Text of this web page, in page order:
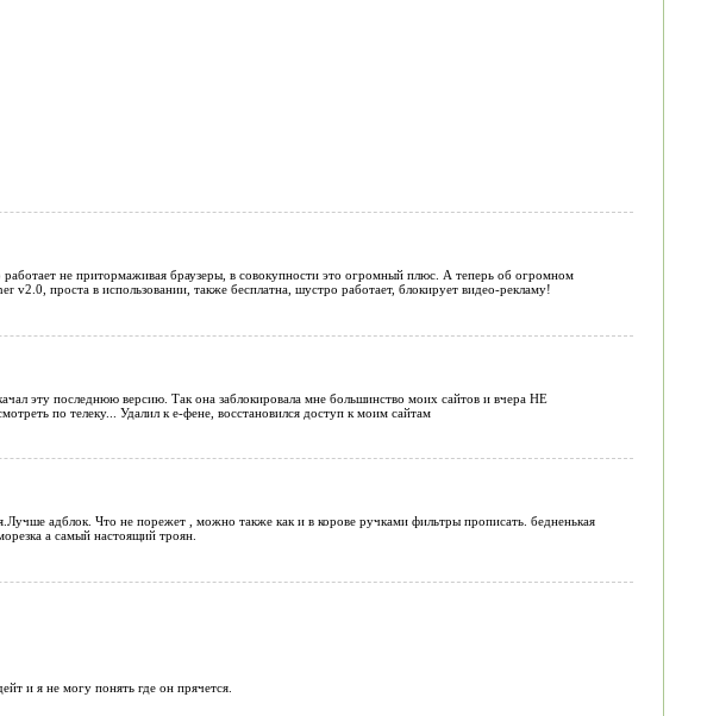
не притормаживая браузеры, в совокупности это огромный плюс. А теперь об огромном
проста в использовании, также бесплатна, шустро работает, блокирует видео-рекламу!
эту последнюю версию. Так она заблокировала мне большинство моих сайтов и вчера НЕ
по телеку... Удалил к е-фене, восстановился доступ к моим сайтам
адблок. Что не порежет , можно также как и в корове ручками фильтры прописать. бедненькая
а самый настоящий троян.
и я не могу понять где он прячется.